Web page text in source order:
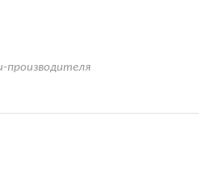
производителя